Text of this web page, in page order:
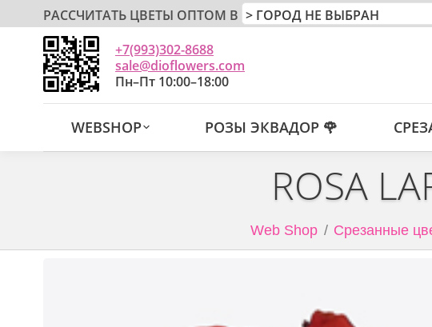
РАССЧИТАТЬ ЦВЕТЫ ОПТОМ В
+7(993)302-8688
sale@dioflowers.com
Пн–Пт 10:00–18:00
WEBSHOP РОЗЫ ЭКВАДОР 🌹
ROSA
Web Shop Срезанные